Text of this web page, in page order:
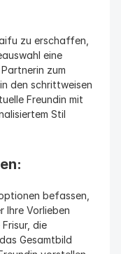
zu erschaffen,
eine
zum
den schrittweisen
Freundin mit
Stil
befassen,
Ihre Vorlieben
die
Gesamtbild